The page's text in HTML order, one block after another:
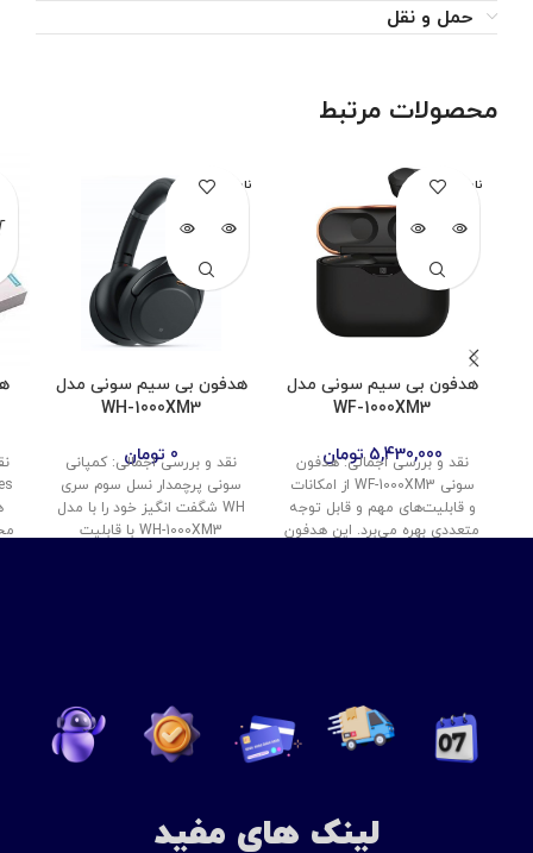
حمل و نقل
محصولات مرتبط
ناموجود
هدفون بی سیم سونی مدل
WF-1000XM3
5,430,000 تومان
نقد و بررسی اجمالی: هدفون
سونی WF-1000XM3 از امکانات
و قابلیت‌های مهم و قابل توجه
متعددی بهره می‌برد. این هدفون
ناموجود
هدفون بی سیم سونی مدل
WH-1000XM3
0 تومان
نقد و بررسی اجمالی: کمپانی
سونی پرچمدار نسل سوم سری
WH شگفت انگیز خود را با مدل
WH-1000XM3 با قابلیت
لینک های مفید